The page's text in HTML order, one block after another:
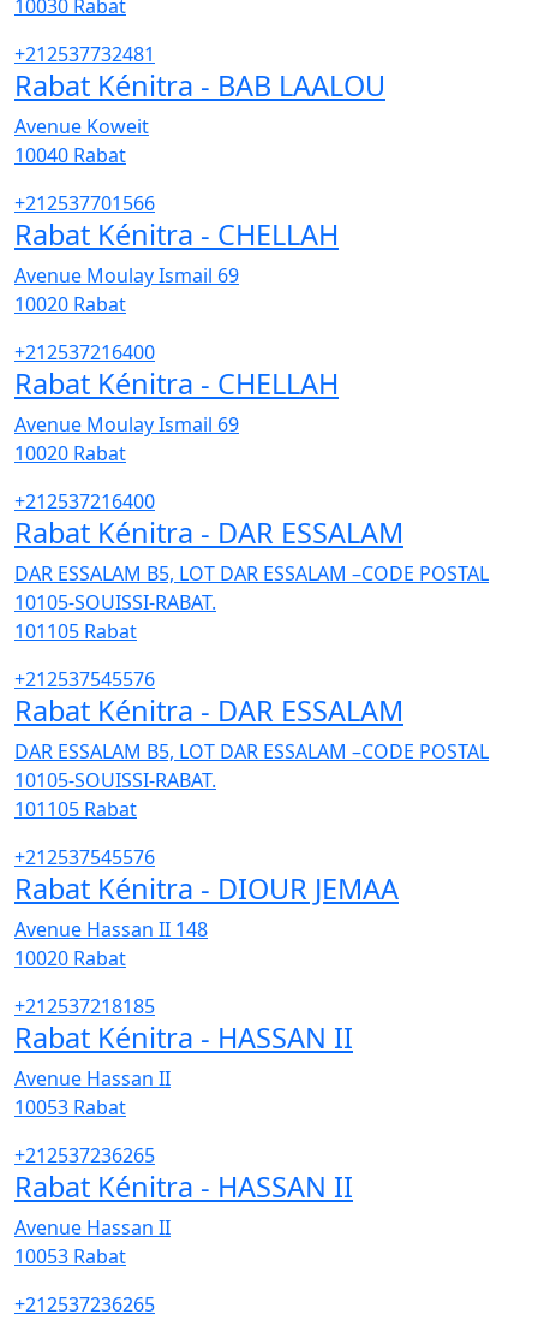
10030 Rabat
+212537732481
Rabat Kénitra - BAB LAALOU
Avenue Koweit
10040 Rabat
+212537701566
Rabat Kénitra - CHELLAH
Avenue Moulay Ismail 69
10020 Rabat
+212537216400
Rabat Kénitra - CHELLAH
Avenue Moulay Ismail 69
10020 Rabat
+212537216400
Rabat Kénitra - DAR ESSALAM
DAR ESSALAM B5, LOT DAR ESSALAM –CODE POSTAL
10105-SOUISSI-RABAT.
101105 Rabat
+212537545576
Rabat Kénitra - DAR ESSALAM
DAR ESSALAM B5, LOT DAR ESSALAM –CODE POSTAL
10105-SOUISSI-RABAT.
101105 Rabat
+212537545576
Rabat Kénitra - DIOUR JEMAA
Avenue Hassan II 148
10020 Rabat
+212537218185
Rabat Kénitra - HASSAN II
Avenue Hassan II
10053 Rabat
+212537236265
Rabat Kénitra - HASSAN II
Avenue Hassan II
10053 Rabat
+212537236265